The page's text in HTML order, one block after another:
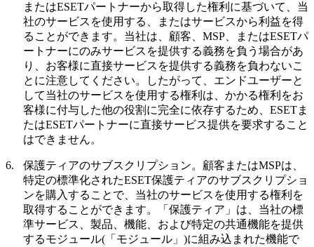
またはESETパートナーから取得した権利に基づいて、当
社のサービスを使用する、またはサービスから利益を得
ることができます。当社は、顧客、MSP、またはESETパ
ートナーにのみサービスを提供する義務を負う場合があ
り、お客様に直接サービスを提供する義務を負わないこ
とに注意してください。したがって、エンドユーザーと
して当社のサービスを使用する権利は、かかる権利をお
客様に付与した他の役割に完全に依存するため、ESETま
たはESETパートナーに直接サービス提供を要求すること
はできません。
6. 保護ティアのサブスクリプション。 顧客またはMSPは、
特定の標準化されたESET保護ティアのサブスクリプショ
ンを購入することで、当社のサービスを使用する権利を
取得することができます。「 保護ティア 」は、当社の標
準サービス、製品、機能、および特定の共通機能を提供
するモジュール(「 モジュール 」)に組み込まれた機能で